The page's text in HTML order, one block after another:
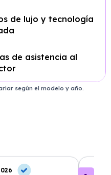
de lujo y tecnología
de asistencia al
según el modelo y año.